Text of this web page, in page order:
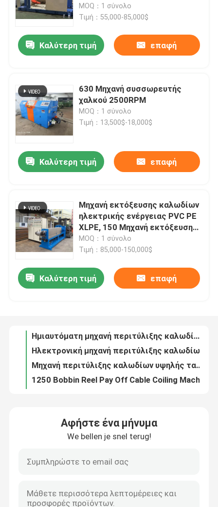
Σπίτι
Προϊόντα
Βίντεο
Επισκεψή εργοστασίου
Έλεγχος ποιότητας
Ζητήστε μια προσφορά
Μηχανή εκτόξευσης συρμάτων
MOQ：1 σύνολο
Τιμή：55,000-85,000$
Καλύτερη τιμή επαφή
630 Μηχανή συσσωρευτής
χαλκού 2500RPM
MOQ：1 σύνολο
Τιμή：13,500$-18,000$
Καλύτερη τιμή επαφή
Μηχανή εκτόξευσης καλωδίων
ηλεκτρικής ενέργειας PVC PE
XLPE, 150 Μηχανή εκτόξευσης
εκτόξευσης
MOQ：1 σύνολο
Τιμή：85,000-150,000$
Καλύτερη τιμή επαφή
Ημιαυτόματη μηχανή περιτύλιξης καλωδίων για 10 16 25 35 τετραγωνικών χιλιοστών καλώδιο ρεύματος
200m/min 1250 αυτόματη μηχανή περιτύλιξης συρματόπλεγματος με 1250mm αποπληρωμή
1250 Αυτοματοποιημένη μηχανή περιτύλιξης καλωδίων PVC PE για καλώδια 4*2.5
4*1,5 4*2,5 Μηχανή περιτύλιξης καλωδίων
Αφήστε ένα μήνυμα
We bellen je snel terug!